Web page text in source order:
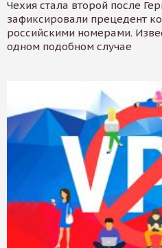
Чехия стала второй после
зафиксировали прецедент
российскими номерами.
одном подобном случае